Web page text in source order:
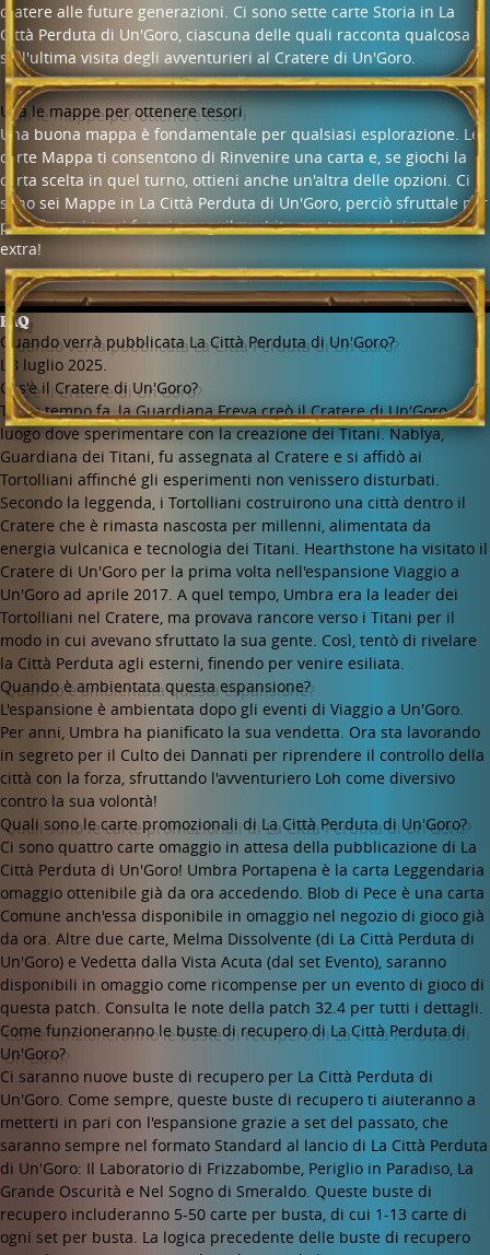
cratere alle future generazioni. Ci sono sette carte Storia in La
Città Perduta di Un'Goro, ciascuna delle quali racconta qualcosa
sull'ultima visita degli avventurieri al Cratere di Un'Goro.
Usa le mappe per ottenere tesori
Una buona mappa è fondamentale per qualsiasi esplorazione. Le
carte Mappa ti consentono di Rinvenire una carta e, se giochi la
carta scelta in quel turno, ottieni anche un'altra delle opzioni. Ci
sono sei Mappe in La Città Perduta di Un'Goro, perciò sfruttale per
pianificare i turni futuri o seguile subito per trovare dei tesori
extra!
FAQ
Quando verrà pubblicata La Città Perduta di Un'Goro?
L'8 luglio 2025.
Cos'è il Cratere di Un'Goro?
Tanto tempo fa, la Guardiana Freya creò il Cratere di Un'Goro, un
luogo dove sperimentare con la creazione dei Titani. Nablya,
Guardiana dei Titani, fu assegnata al Cratere e si affidò ai
Tortolliani affinché gli esperimenti non venissero disturbati.
Secondo la leggenda, i Tortolliani costruirono una città dentro il
Cratere che è rimasta nascosta per millenni, alimentata da
energia vulcanica e tecnologia dei Titani. Hearthstone ha visitato il
Cratere di Un'Goro per la prima volta nell'espansione Viaggio a
Un'Goro ad aprile 2017. A quel tempo, Umbra era la leader dei
Tortolliani nel Cratere, ma provava rancore verso i Titani per il
modo in cui avevano sfruttato la sua gente. Così, tentò di rivelare
la Città Perduta agli esterni, finendo per venire esiliata.
Quando è ambientata questa espansione?
L'espansione è ambientata dopo gli eventi di Viaggio a Un'Goro.
Per anni, Umbra ha pianificato la sua vendetta. Ora sta lavorando
in segreto per il Culto dei Dannati per riprendere il controllo della
città con la forza, sfruttando l'avventuriero Loh come diversivo
contro la sua volontà!
Quali sono le carte promozionali di La Città Perduta di Un'Goro?
Ci sono quattro carte omaggio in attesa della pubblicazione di La
Città Perduta di Un'Goro! Umbra Portapena è la carta Leggendaria
omaggio ottenibile già da ora accedendo. Blob di Pece è una carta
Comune anch'essa disponibile in omaggio nel negozio di gioco già
da ora. Altre due carte, Melma Dissolvente (di La Città Perduta di
Un'Goro) e Vedetta dalla Vista Acuta (dal set Evento), saranno
disponibili in omaggio come ricompense per un evento di gioco di
questa patch. Consulta le note della patch 32.4 per tutti i dettagli.
Come funzioneranno le buste di recupero di La Città Perduta di
Un'Goro?
Ci saranno nuove buste di recupero per La Città Perduta di
Un'Goro. Come sempre, queste buste di recupero ti aiuteranno a
metterti in pari con l'espansione grazie a set del passato, che
saranno sempre nel formato Standard al lancio di La Città Perduta
di Un'Goro: Il Laboratorio di Frizzabombe, Periglio in Paradiso, La
Grande Oscurità e Nel Sogno di Smeraldo. Queste buste di
recupero includeranno 5-50 carte per busta, di cui 1-13 carte di
ogni set per busta. La logica precedente delle buste di recupero